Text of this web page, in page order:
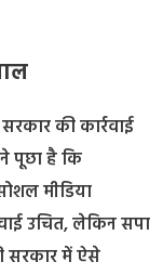
की कार्रवाई
पूछा है कि
मीडिया
उचित, लेकिन सपा
सरकार में ऐसे